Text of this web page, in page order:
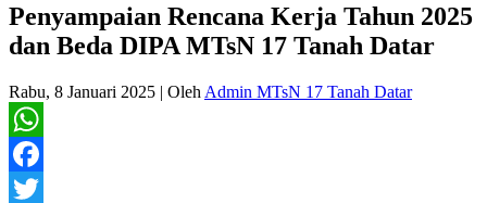
Penyampaian Rencana Kerja Tahun 2025
dan Beda DIPA MTsN 17 Tanah Datar
Rabu, 8 Januari 2025 | Oleh Admin MTsN 17 Tanah Datar
WhatsApp
Facebook